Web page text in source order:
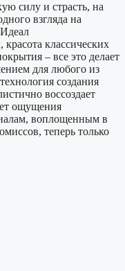
силу и страсть, на
взгляда на
классических
– все это делает
для любого из
создания
воссоздает
ощущения
воплощенным в
теперь только